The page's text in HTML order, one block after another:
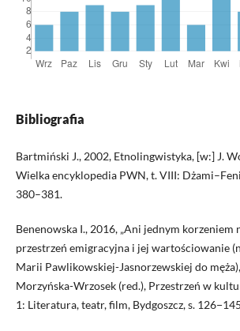
Bibliografia
Bartmiński J., 2002, Etnolingwistyka, [w:] J.
Wielka encyklopedia PWN, t. VIII:
380–381.
Benenowska I., 2016, „Ani jednym korzeniem
przestrzeń emigracyjna i jej wartościowanie
Marii Pawlikowskiej-Jasnorzewskiej do
Morzyńska-Wrzosek (red.), Przestrzeń w
1: Literatura, teatr, film, Bydgoszcz, s.